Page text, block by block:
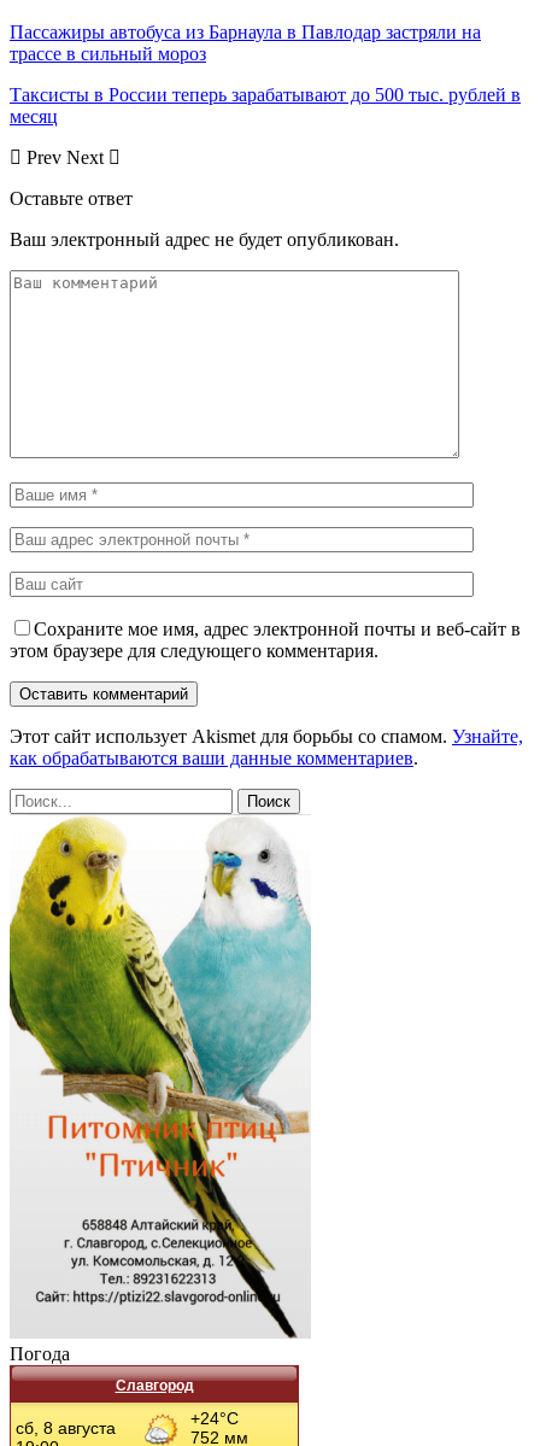
Пассажиры автобуса из Барнаула в Павлодар застряли на
трассе в сильный мороз
Таксисты в России теперь зарабатывают до 500 тыс. рублей в
месяц
Prev Next
Оставьте ответ
Ваш электронный адрес не будет опубликован.
Сохраните мое имя, адрес электронной почты и веб-сайт в
этом браузере для следующего комментария.
Этот сайт использует Akismet для борьбы со спамом. Узнайте,
как обрабатываются ваши данные комментариев.
Погода
Славгород